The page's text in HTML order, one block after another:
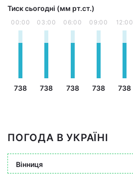
Тиск сьогодні (мм рт.ст.)
00:00
738
03:00
738
06:00
738
09:00
738
12:00
738
ПОГОДА В УКРАЇНІ
Вінниця